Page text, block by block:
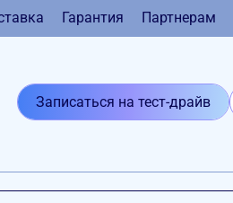
Гарантия Партнерам
Записаться на тест-драйв